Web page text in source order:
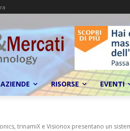
AZIENDE RISORSE EVENTI
trinamiX e ​​Visionox presentano un